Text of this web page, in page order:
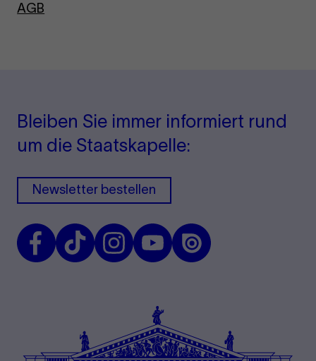
AGB
Bleiben Sie immer informiert rund
um die Staatskapelle:
Newsletter bestellen
FacebookTikTok InstagramYoutubeIssuu